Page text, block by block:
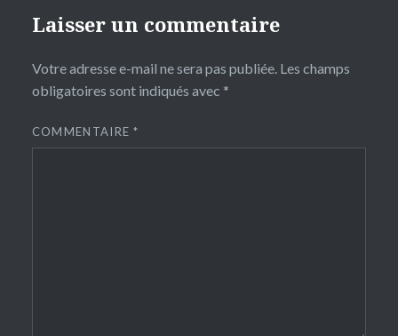
Laisser un commentaire
Votre adresse e-mail ne sera pas publiée. Les champs
obligatoires sont indiqués avec *
COMMENTAIRE*